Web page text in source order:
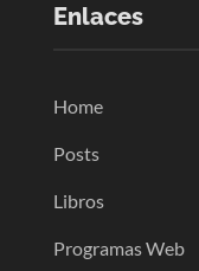
Enlaces
Home
Posts
Libros
Programas Web